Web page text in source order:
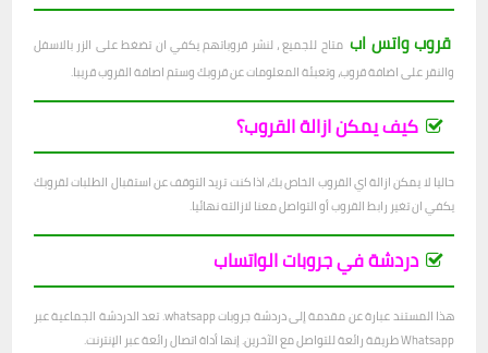
قروب واتس اب متاح للجميع ، لنشر قروباتهم يكفي ان تضغط على الزر بالاسفل
والنقر على اضافة قروب، وتعبئة المعلومات عن قروبك وستم اصافة القروب قريبا.
كيف يمكن ازالة القروب؟
حاليا لا يمكن ازالة اي القروب الخاص بك، اذا كنت تريد التوقف عن استقبال الطلبات لقروبك
يكفي ان تغير رابط القروب أو التواصل معنا لازالته نهائيا.
دردشة في جروبات الواتساب
هذا المستند عبارة عن مقدمة إلى دردشة جروبات whatsapp. تعد الدردشة الجماعية عبر
Whatsapp طريقة رائعة للتواصل مع الآخرين. إنها أداة اتصال رائعة عبر الإنترنت.